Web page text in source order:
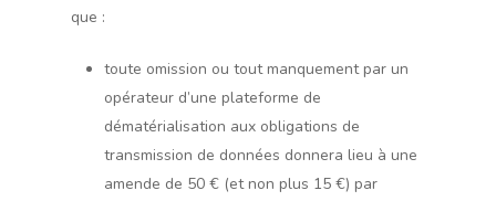
que :
toute omission ou tout manquement par un
opérateur d’une plateforme de
dématérialisation aux obligations de
transmission de données donnera lieu à une
amende de 50 € (et non plus 15 €) par